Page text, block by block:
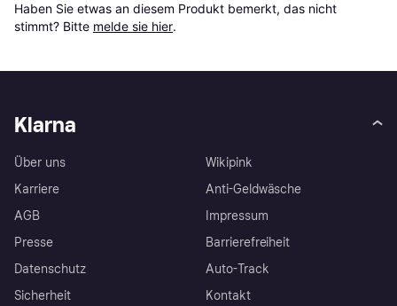
Haben Sie etwas an diesem Produkt bemerkt, das nicht
stimmt? Bitte melde sie hier.
Klarna
Über uns
Karriere
AGB
Presse
Datenschutz
Sicherheit
Wikipink
Anti-Geldwäsche
Impressum
Barrierefreiheit
Auto-Track
Kontakt